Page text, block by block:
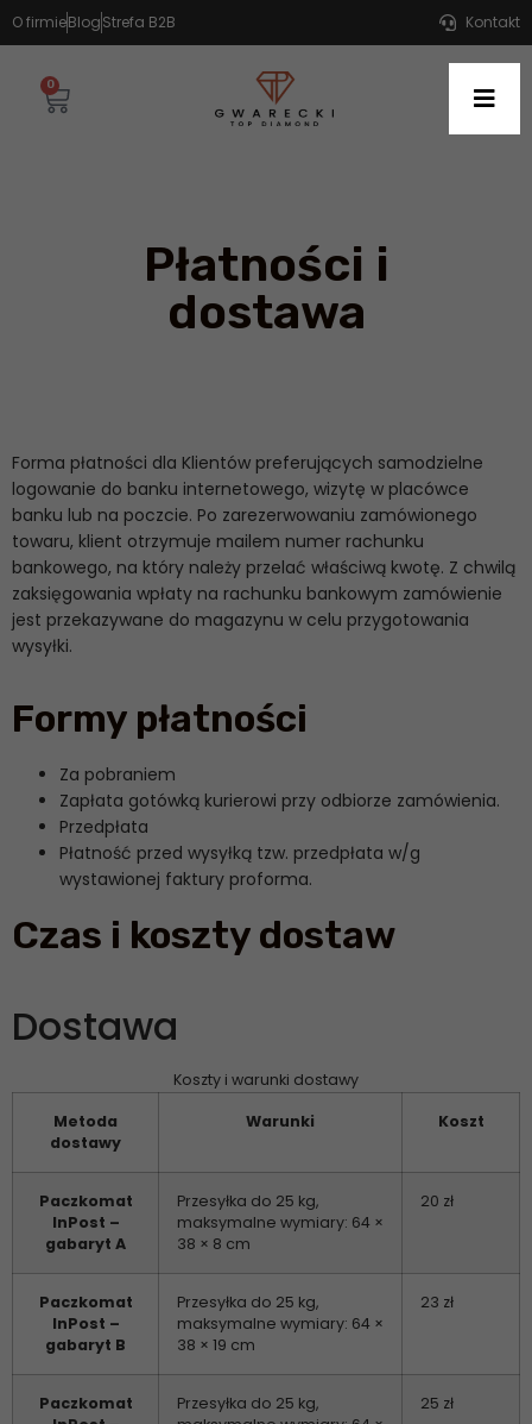
O firmieBlogStrefa B2B Kontakt
0
Płatności i
dostawa
Forma płatności dla Klientów preferujących samodzielne
logowanie do banku internetowego, wizytę w placówce
banku lub na poczcie. Po zarezerwowaniu zamówionego
towaru, klient otrzymuje mailem numer rachunku
bankowego, na który należy przelać właściwą kwotę. Z chwilą
zaksięgowania wpłaty na rachunku bankowym zamówienie
jest przekazywane do magazynu w celu przygotowania
wysyłki.
Formy płatności
Za pobraniem
Zapłata gotówką kurierowi przy odbiorze zamówienia.
Przedpłata
Płatność przed wysyłką tzw. przedpłata w/g
wystawionej faktury proforma.
Czas i koszty dostaw
Dostawa
Koszty i warunki dostawy
Metoda
dostawy
Warunki Koszt
Paczkomat
InPost –
gabaryt A
Przesyłka do 25 kg,
maksymalne wymiary: 64 ×
38 × 8 cm
20 zł
Paczkomat
InPost –
gabaryt B
Przesyłka do 25 kg,
maksymalne wymiary: 64 ×
38 × 19 cm
23 zł
Paczkomat
Przesyłka do 25 kg,
25 zł